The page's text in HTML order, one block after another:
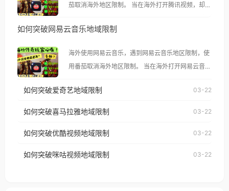
茄取消海外地区限制。 当在海外打开腾讯视频，却突
示语。 海外用户如香港、澳门、台湾、美国、加拿
像其他音乐平台一样，出现地区及版权限制问题，且
仅能在中国大陆地区播放。 遇到这个问题的朋友们，
使用番茄回国加速器，即可解决「海外用户收听腾讯
台湾、美国、加拿大、澳大利亚、欧洲等国家和地区
权限制所困扰。
如何突破网易云音乐地域限制
海外使用网易云音乐，遇到网易云音乐地区限制，使
用番茄取消海外地区限制。 当在海外打开网易云音
播放”的提示语。 海外用户如香港、澳门、台湾、美
国、加拿大、澳大利亚、欧洲等国家和地区时，网易
制问题，且仅能在中国大陆地区播放。 遇到这个问题
户收听网易云音乐地区版权限制」的问题，无论人在
如何突破爱奇艺地域限制 03-22
如何突破喜马拉雅地域限制 03-22
如何突破优酷视频地域限制 03-22
如何突破咪咕视频地域限制 03-22